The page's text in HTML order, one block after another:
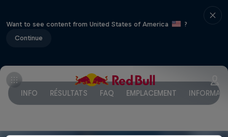
Want to see content from United States of America
?
Continue
INFO RÉSULTATS FAQ EMPLACEMENT